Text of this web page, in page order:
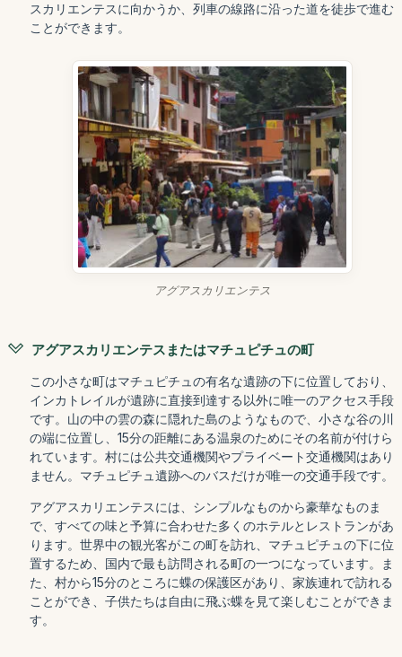
スカリエンテスに向かうか、列車の線路に沿った道を徒歩で進む
ことができます。
アグアスカリエンテス
アグアスカリエンテスまたはマチュピチュの町
この小さな町はマチュピチュの有名な遺跡の下に位置しており、
インカトレイルが遺跡に直接到達する以外に唯一のアクセス手段
です。山の中の雲の森に隠れた島のようなもので、小さな谷の川
の端に位置し、15分の距離にある温泉のためにその名前が付けら
れています。村には公共交通機関やプライベート交通機関はあり
ません。マチュピチュ遺跡へのバスだけが唯一の交通手段です。
アグアスカリエンテスには、シンプルなものから豪華なものま
で、すべての味と予算に合わせた多くのホテルとレストランがあ
ります。世界中の観光客がこの町を訪れ、マチュピチュの下に位
置するため、国内で最も訪問される町の一つになっています。ま
た、村から15分のところに蝶の保護区があり、家族連れで訪れる
ことができ、子供たちは自由に飛ぶ蝶を見て楽しむことができま
す。